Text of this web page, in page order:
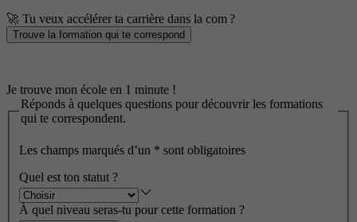
🚀 Tu veux accélérer ta carrière dans la com ?
Trouve la formation qui te correspond
Je trouve mon école en 1 minute !
Réponds à quelques questions pour découvrir les formations
qui te correspondent.
Les champs marqués d’un * sont obligatoires
Quel est ton statut ?
À quel niveau seras-tu pour cette formation ?